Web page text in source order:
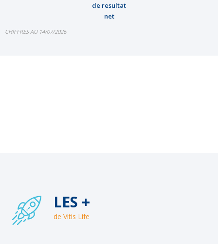
de resultat
net
CHIFFRES AU 14/07/2026
LES +
de Vitis Life